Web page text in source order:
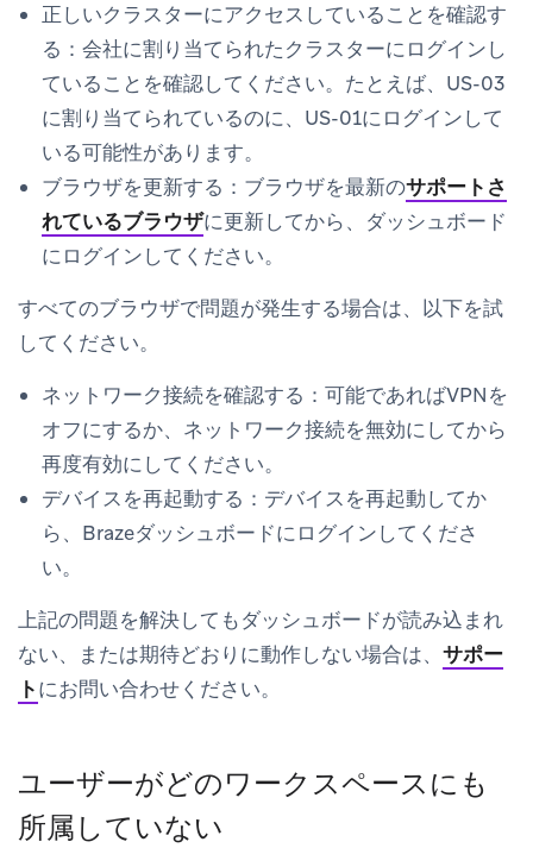
正しいクラスターにアクセスしていることを確認す
る： 会社に割り当てられたクラスターにログインし
ていることを確認してください。たとえば、US-03
に割り当てられているのに、US-01にログインして
いる可能性があります。
ブラウザを更新する： ブラウザを最新のサポートさ
れているブラウザに更新してから、ダッシュボード
にログインしてください。
すべてのブラウザで問題が発生する場合は、以下を試
してください。
ネットワーク接続を確認する： 可能であればVPNを
オフにするか、ネットワーク接続を無効にしてから
再度有効にしてください。
デバイスを再起動する： デバイスを再起動してか
ら、Brazeダッシュボードにログインしてくださ
い。
上記の問題を解決してもダッシュボードが読み込まれ
ない、または期待どおりに動作しない場合は、 サポー
トにお問い合わせください。
ユーザーがどのワークスペースにも
所属していない